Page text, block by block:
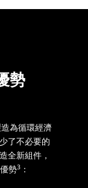
如
勢
為循環經濟
了不必要的
全新組件，
勢3：